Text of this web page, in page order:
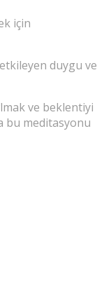
için
duygu ve
ve beklentiyi
bu meditasyonu